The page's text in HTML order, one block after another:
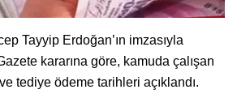
Tayyip Erdoğan’ın imzasıyla
kararına göre, kamuda çalışan
tediye ödeme tarihleri açıklandı.